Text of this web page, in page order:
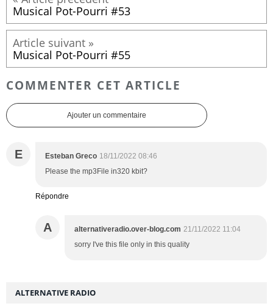
Musical Pot-Pourri #53
Musical Pot-Pourri #55
COMMENTER CET ARTICLE
Ajouter un commentaire
E Esteban Greco 18/11/2022 08:46
Please the mp3File in320 kbit?
Répondre
A alternativeradio.over-blog.com 21/11/2022 11:04
sorry I've this file only in this quality
ALTERNATIVE RADIO